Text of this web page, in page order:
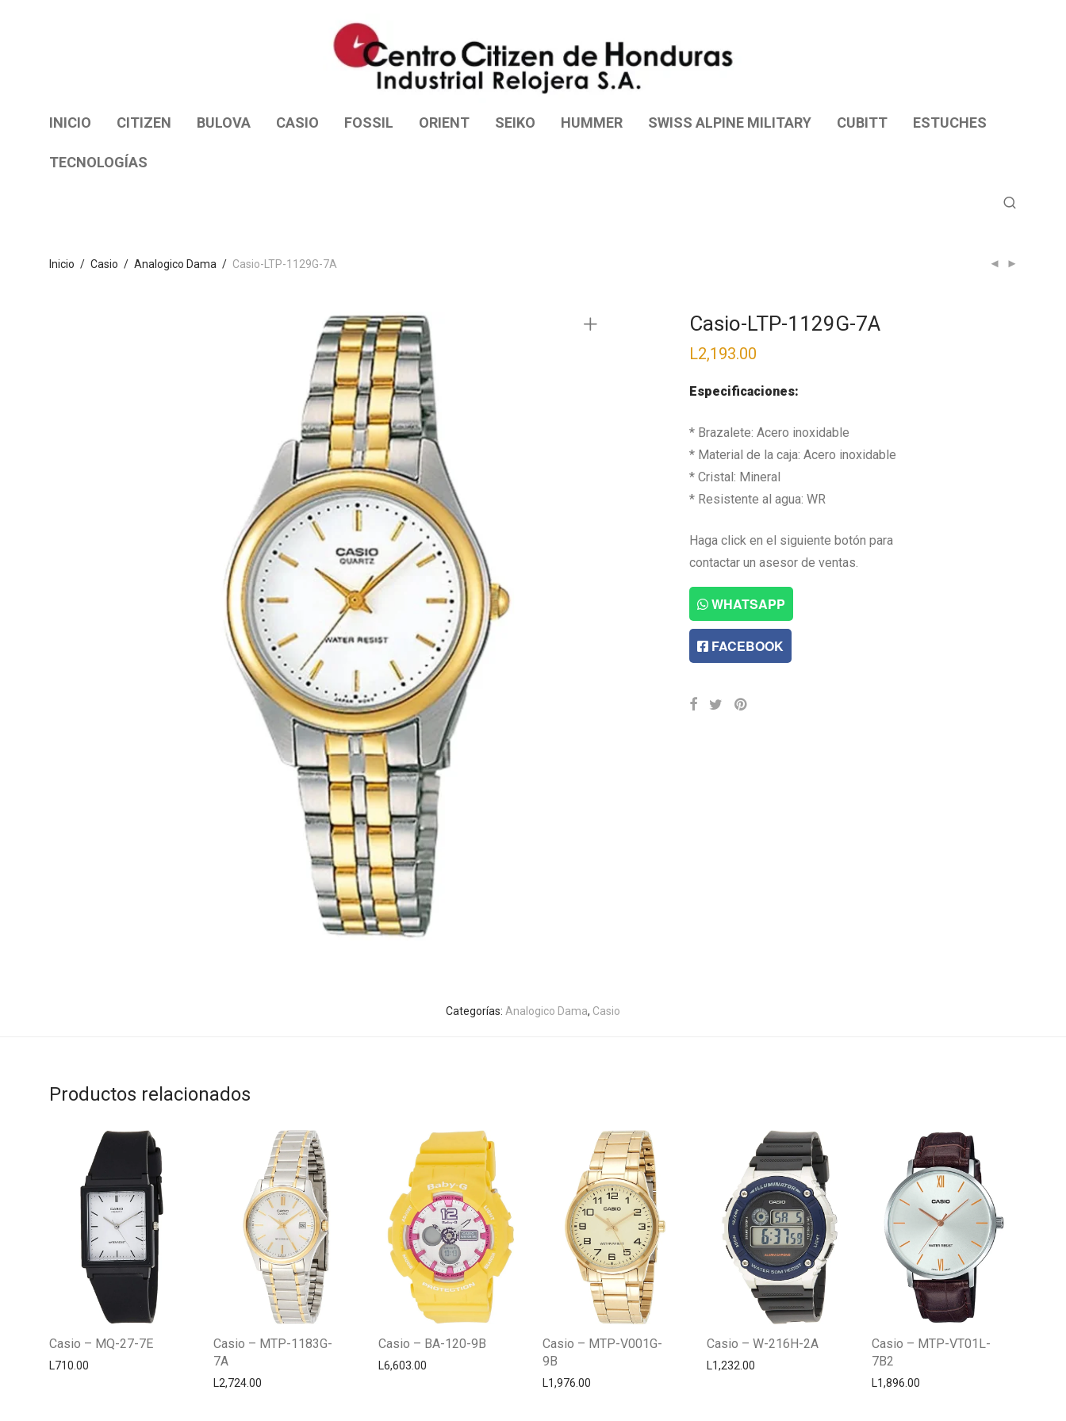
INICIO CITIZEN BULOVA CASIO FOSSIL ORIENT SEIKO HUMMER SWISS ALPINE MILITARY CUBITT ESTUCHES
TECNOLOGÍAS
Inicio / Casio / Analogico Dama / Casio-LTP-1129G-7A
Casio-LTP-1129G-7A
L2,193.00
Especificaciones:
* Brazalete: Acero inoxidable
* Material de la caja: Acero inoxidable
* Cristal: Mineral
* Resistente al agua: WR
Haga click en el siguiente botón para
contactar un asesor de ventas.
WHATSAPP
FACEBOOK
Categorías: Analogico Dama, Casio
Productos relacionados
Casio – MQ-27-7E
L710.00
Casio – MTP-1183G-
7A
L2,724.00
Casio – BA-120-9B
L6,603.00
Casio – MTP-V001G-
9B
L1,976.00
Casio – W-216H-2A
L1,232.00
Casio – MTP-VT01L-
7B2
L1,896.00
Centro Citizen
Typically replies within a day